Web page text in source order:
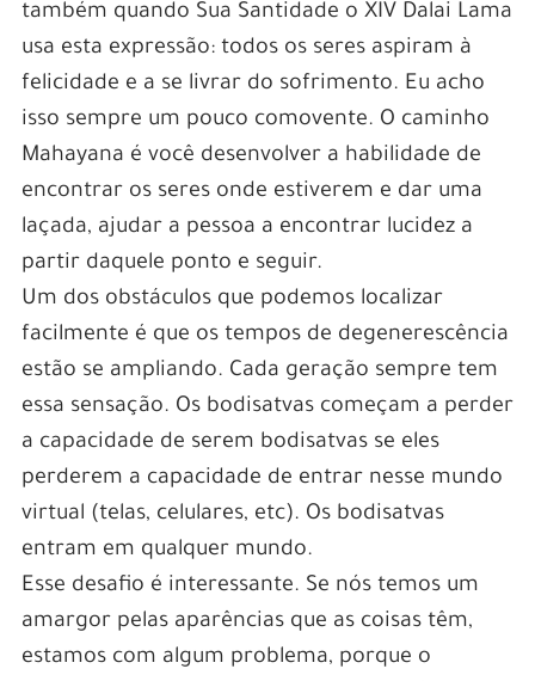
também quando Sua Santidade o XIV Dalai Lama
usa esta expressão: todos os seres aspiram à
felicidade e a se livrar do sofrimento. Eu acho
isso sempre um pouco comovente. O caminho
Mahayana é você desenvolver a habilidade de
encontrar os seres onde estiverem e dar uma
laçada, ajudar a pessoa a encontrar lucidez a
partir daquele ponto e seguir.
Um dos obstáculos que podemos localizar
facilmente é que os tempos de degenerescência
estão se ampliando. Cada geração sempre tem
essa sensação. Os bodisatvas começam a perder
a capacidade de serem bodisatvas se eles
perderem a capacidade de entrar nesse mundo
virtual (telas, celulares, etc). Os bodisatvas
entram em qualquer mundo.
Esse desafio é interessante. Se nós temos um
amargor pelas aparências que as coisas têm,
estamos com algum problema, porque o